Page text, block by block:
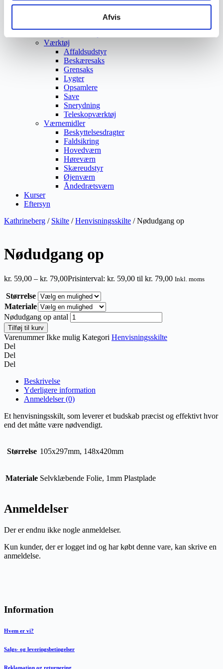
Afvis
Vejmaling
Ukrudtsbekæmpelse
Værktøj
Affaldsudstyr
Beskæresaks
Grensaks
Lygter
Opsamlere
Save
Snerydning
Teleskopværktøj
Værnemidler
Beskyttelsesdragter
Faldsikring
Hovedværn
Høreværn
Skæreudstyr
Øjenværn
Åndedrætsværn
Kurser
Eftersyn
Kathrineberg / Skilte /Henvisningsskilte / Nødudgang op
Nødudgang op
kr. 59,00 – kr. 79,00Prisinterval: kr. 59,00 til kr. 79,00 Inkl. moms
Størrelse
Materiale
Nødudgang op antal
Tilføj til kurv
VarenummerIkke mulig Kategori Henvisningsskilte
Del
Del
Del
Beskrivelse
Yderligere information
Anmeldelser (0)
Et henvisningsskilt, som leverer et budskab præcist og effektivt hvor
end det måtte være nødvendigt.
Størrelse 105x297mm, 148x420mm
Materiale Selvklæbende Folie, 1mm Plastplade
Anmeldelser
Der er endnu ikke nogle anmeldelser.
Kun kunder, der er logget ind og har købt denne vare, kan skrive en
anmeldelse.
Information
Hvem er vi?
Salgs- og leveringsbetingelser
Reklamation og returnering